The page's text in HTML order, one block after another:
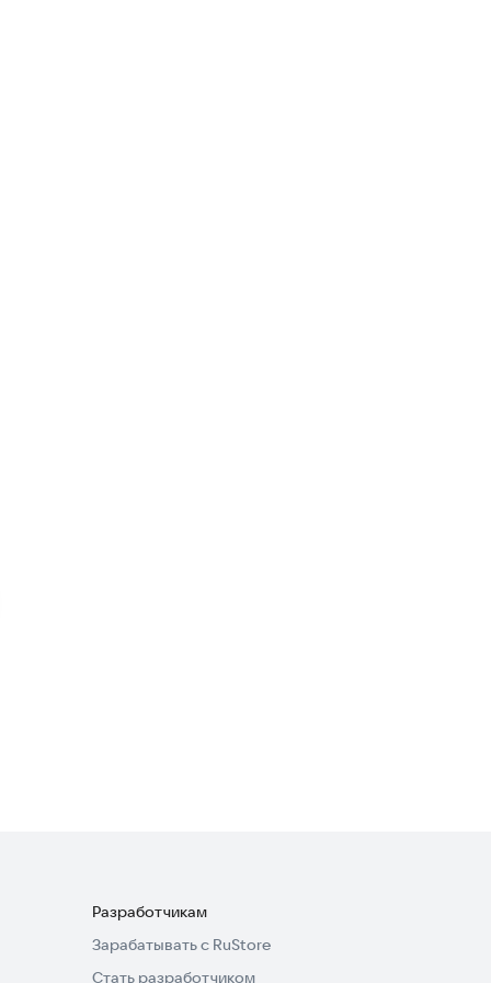
Разработчикам
Зарабатывать с RuStore
Стать разработчиком